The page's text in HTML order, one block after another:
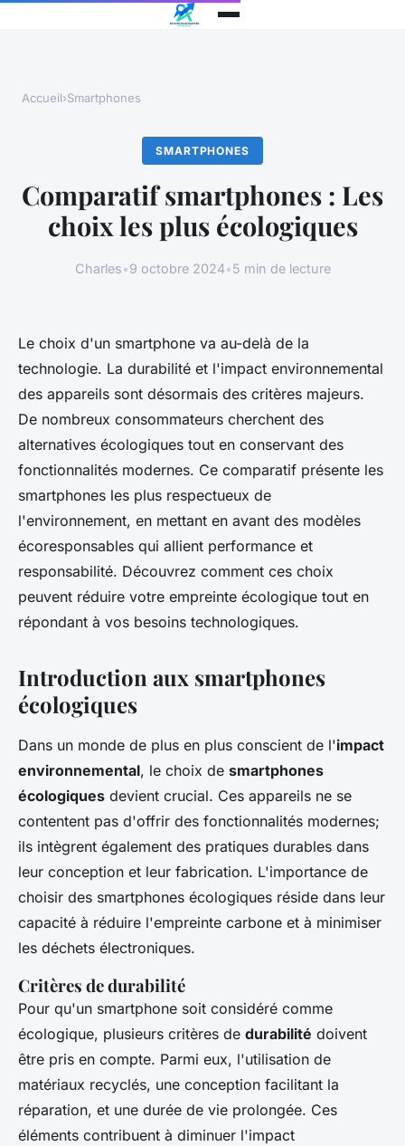
Accueil›Smartphones
SMARTPHONES
Comparatif smartphones : Les
choix les plus écologiques
Charles•9 octobre 2024•5 min de lecture
Le choix d'un smartphone va au-delà de la
technologie. La durabilité et l'impact environnemental
des appareils sont désormais des critères majeurs.
De nombreux consommateurs cherchent des
alternatives écologiques tout en conservant des
fonctionnalités modernes. Ce comparatif présente les
smartphones les plus respectueux de
l'environnement, en mettant en avant des modèles
écoresponsables qui allient performance et
responsabilité. Découvrez comment ces choix
peuvent réduire votre empreinte écologique tout en
répondant à vos besoins technologiques.
Introduction aux smartphones
écologiques
Dans un monde de plus en plus conscient de l'impact
environnemental, le choix de smartphones
écologiques devient crucial. Ces appareils ne se
contentent pas d'offrir des fonctionnalités modernes;
ils intègrent également des pratiques durables dans
leur conception et leur fabrication. L'importance de
choisir des smartphones écologiques réside dans leur
capacité à réduire l'empreinte carbone et à minimiser
les déchets électroniques.
Critères de durabilité
Pour qu'un smartphone soit considéré comme
écologique, plusieurs critères de durabilité doivent
être pris en compte. Parmi eux, l'utilisation de
matériaux recyclés, une conception facilitant la
réparation, et une durée de vie prolongée. Ces
éléments contribuent à diminuer l'impact